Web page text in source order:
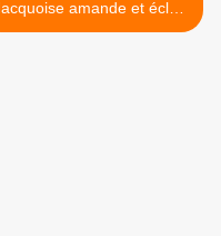
amande et éclats
de dragées, croustillant